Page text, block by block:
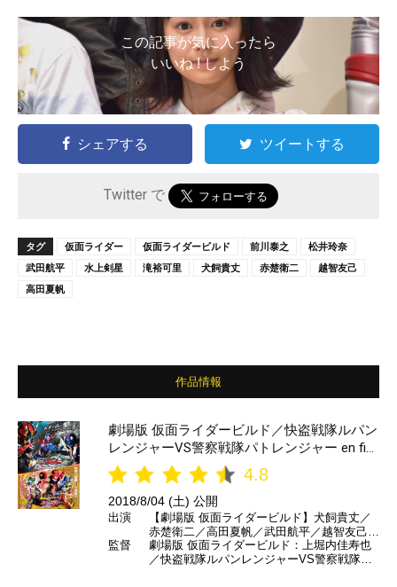
この記事が気に入ったら
いいね ! しよう
シェアする ツイートする
Twitter で
タグ 仮面ライダー 仮面ライダービルド 前川泰之
松井玲奈
武田航平
水上剣星 滝裕可里 犬飼貴丈 赤楚衛二
越智友己
高田夏帆
作品情報
劇場版 仮面ライダービルド／快盗戦隊ルパン
レンジャーVS警察戦隊パトレンジャー en fil
m
4.8
2018/8/04 (土) 公開
出演
【劇場版 仮面ライダービルド】犬飼貴丈／
赤楚衛二／高田夏帆／武田航平／越智友己／
小久保丈二／木山廉彬／藤井隆／松井玲奈
ほか【快盗戦隊ルパンレンジャーVS警察戦
監督
劇場版 仮面ライダービルド：上堀内佳寿也
／快盗戦隊ルパンレンジャーVS警察戦隊パ